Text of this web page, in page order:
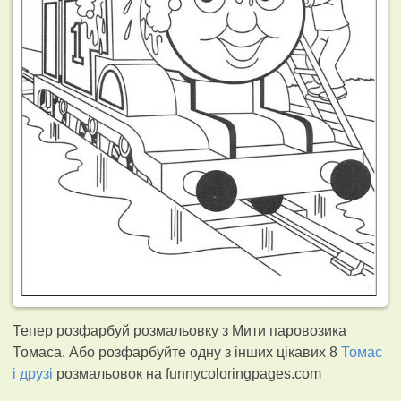
Тепер розфарбуй розмальовку з Мити паровозика
Томаса. Або розфарбуйте одну з інших цікавих 8Томас
і друзі розмальовок на funnycoloringpages.com